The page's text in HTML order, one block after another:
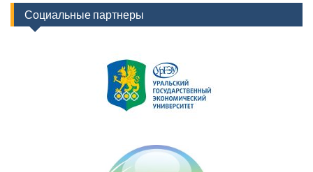
Социальные партнеры